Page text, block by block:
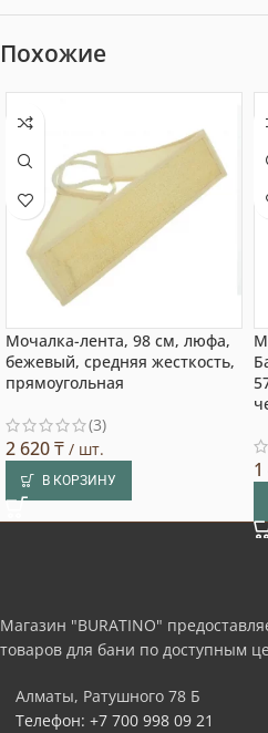
Похожие
Мочалка-лента, 98 см, люфа,
бежевый, средняя жесткость,
прямоугольная
(3)
2 620₸ / шт.
В КОРЗИНУ
Магазин "BURATINO"
товаров для бани по доступным
Алматы, Ратушного 78 Б
Телефон: +7 700 998 09 21